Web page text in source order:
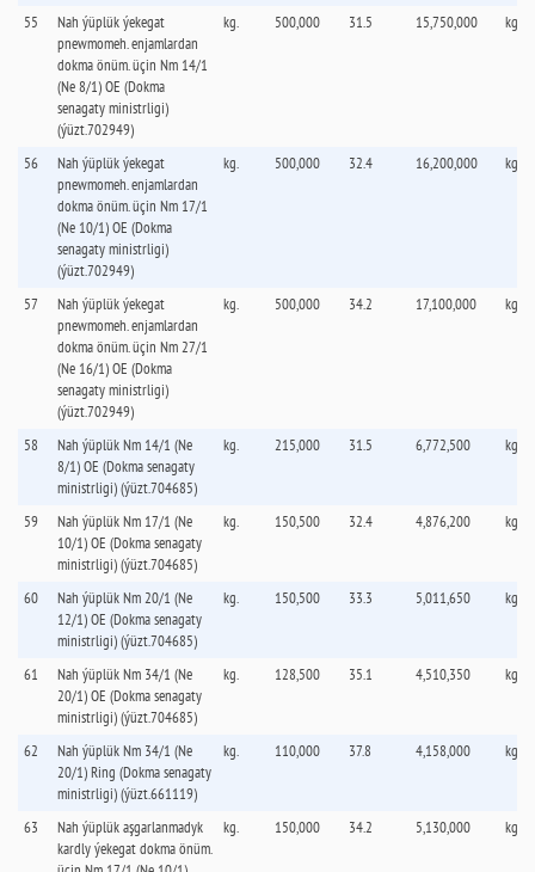
55
Nah ýüplük ýekegat
pnewmomeh. enjamlardan
dokma önüm. üçin Nm 14/1
(Ne 8/1) OE (Dokma
senagaty ministrligi)
(ýüzt.702949)
kg. 500,000 31.5 15,750,000 kg.
56
Nah ýüplük ýekegat
pnewmomeh. enjamlardan
dokma önüm. üçin Nm 17/1
(Ne 10/1) OE (Dokma
senagaty ministrligi)
(ýüzt.702949)
kg. 500,000 32.4 16,200,000 kg.
57
Nah ýüplük ýekegat
pnewmomeh. enjamlardan
dokma önüm. üçin Nm 27/1
(Ne 16/1) OE (Dokma
senagaty ministrligi)
(ýüzt.702949)
kg. 500,000 34.2 17,100,000 kg.
58
Nah ýüplük Nm 14/1 (Ne
8/1) OE (Dokma senagaty
ministrligi) (ýüzt.704685)
kg. 215,000 31.5 6,772,500 kg.
59
Nah ýüplük Nm 17/1 (Ne
10/1) OE (Dokma senagaty
ministrligi) (ýüzt.704685)
kg. 150,500 32.4 4,876,200 kg.
60
Nah ýüplük Nm 20/1 (Ne
12/1) OE (Dokma senagaty
ministrligi) (ýüzt.704685)
kg. 150,500 33.3 5,011,650 kg.
61
Nah ýüplük Nm 34/1 (Ne
20/1) OE (Dokma senagaty
ministrligi) (ýüzt.704685)
kg. 128,500 35.1 4,510,350 kg.
62
Nah ýüplük Nm 34/1 (Ne
20/1) Ring (Dokma senagaty
ministrligi) (ýüzt.661119)
kg. 110,000 37.8 4,158,000 kg.
63
Nah ýüplük aşgarlanmadyk
kardly ýekegat dokma önüm.
kg. 150,000 34.2 5,130,000 kg.